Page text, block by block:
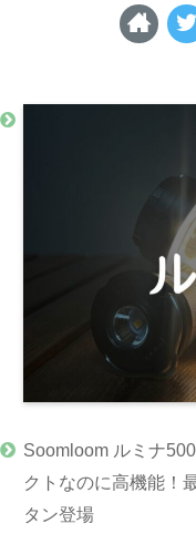
Soomloom ルミナ
クトなのに高機能！
タン登場